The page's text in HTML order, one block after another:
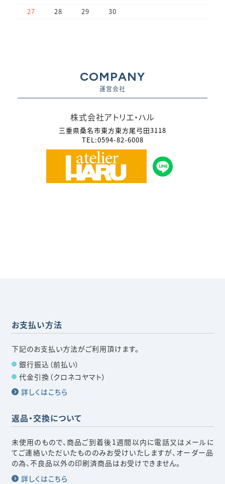
27
28 29 30
COMPANY
運営会社
株式会社アトリエ・ハル
三重県桑名市東方東方尾弓田3118
TEL:0594-82-6008
お支払い方法
下記のお支払い方法がご利用頂けます。
銀行振込（前払い）
代金引換（クロネコヤマト）
詳しくはこちら
返品・交換について
未使用のもので、商品ご到着後1週間以内に電話又はメールに
てご連絡いただいたもののみお受けいたしますが、オーダー品
の為、不良品以外の印刷済商品はお受けできません。
詳しくはこちら